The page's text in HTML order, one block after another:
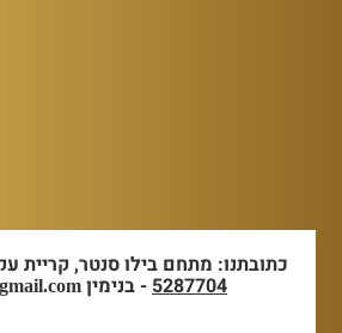
כתובתנו: מתחם בילו סנטר, קריית
5287704- בנימין